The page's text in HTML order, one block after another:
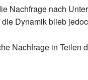
Nachfrage nach
Dynamik blieb
Nachfrage in Teilen